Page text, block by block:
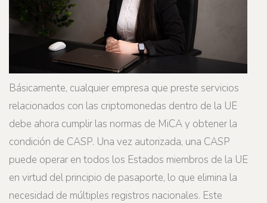
Básicamente, cualquier empresa que preste servicios
relacionados con las criptomonedas dentro de la UE
debe ahora cumplir las normas de MiCA y obtener la
condición de CASP. Una vez autorizada, una CASP
puede operar en todos los Estados miembros de la UE
en virtud del principio de pasaporte, lo que elimina la
necesidad de múltiples registros nacionales. Este